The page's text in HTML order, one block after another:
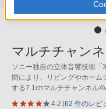
マルチチャン
ソニー独自の立体音響技術
間により、リビングやホー
する7.1chマルチチャンネル
4.2 (62 件のレビ